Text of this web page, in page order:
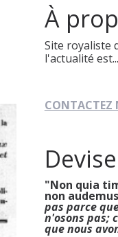
À
Site royaliste
l'actualité est...
CONTACTEZ
Devise
"Non quia
non
pas parce
n'osons pas;
que nous